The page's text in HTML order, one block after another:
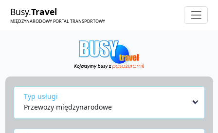
Busy.Travel
MIĘDZYNARODOWY PORTAL TRANSPORTOWY
Typ usługi
Przewozy międzynarodowe